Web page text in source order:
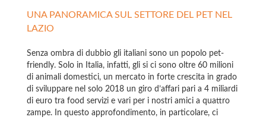
UNA PANORAMICA SUL SETTORE DEL PET NEL
LAZIO
Senza ombra di dubbio gli italiani sono un popolo pet-
friendly. Solo in Italia, infatti, gli si ci sono oltre 60 milioni
di animali domestici, un mercato in forte crescita in grado
di sviluppare nel solo 2018 un giro d’affari pari a 4 miliardi
di euro tra food servizi e vari per i nostri amici a quattro
zampe. In questo approfondimento, in particolare, ci